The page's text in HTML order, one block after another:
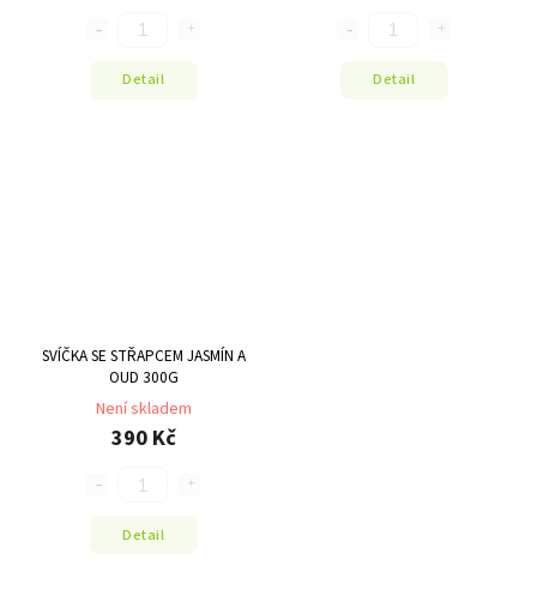
Detail Detail
SVÍČKA SE STŘAPCEM JASMÍN A
OUD 300G
Není skladem
390 Kč
Detail